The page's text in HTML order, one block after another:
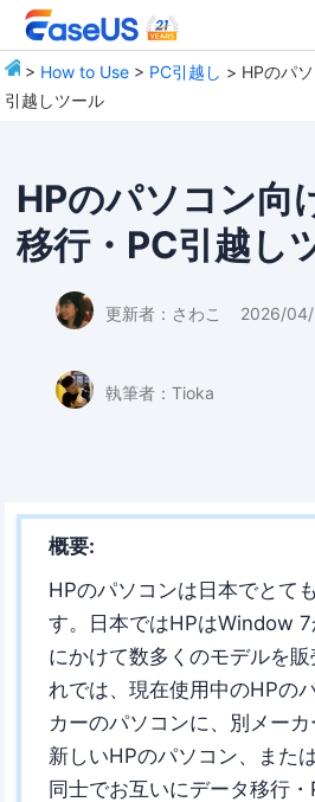
> How to Use > PC引越し > HPのパ
引越しツール
HPのパソコン向
移行・PC引越し
更新者： さわこ 2026/
執筆者： Tioka
概要:
HPのパソコンは日本でとて
す。日本ではHPはWindow
にかけて数多くのモデルを
れでは、現在使用中のHPの
カーのパソコンに、別メー
新しいHPのパソコン、また
同士でお互いにデータ移行